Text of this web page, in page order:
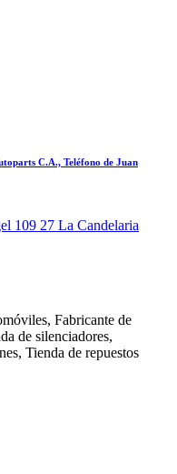
C.A., Teléfono de Juan
109 27 La Candelaria
Fabricante de
de silenciadores,
Tienda de repuestos